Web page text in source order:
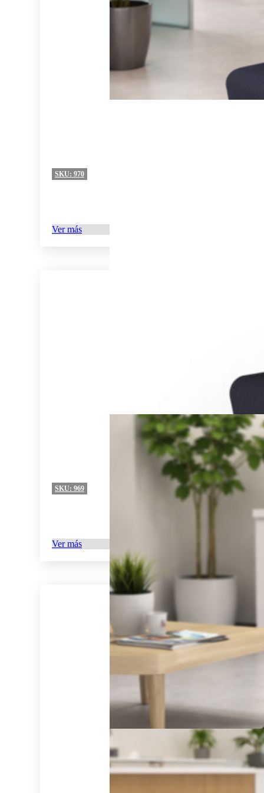
SKU: 970
Ver más
SKU: 969
Ver más